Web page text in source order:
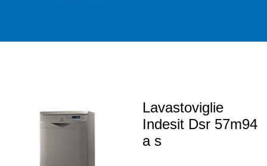
Lavastoviglie
Indesit Dsr 57m94
a s